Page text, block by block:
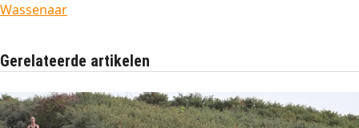
Wassenaar
Gerelateerde artikelen